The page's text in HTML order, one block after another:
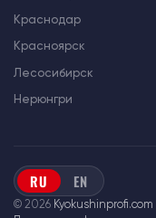
Краснодар
Красноярск
Лесосибирск
Нерюнгри
© 2026 Kyokushinprofi.com
RU EN